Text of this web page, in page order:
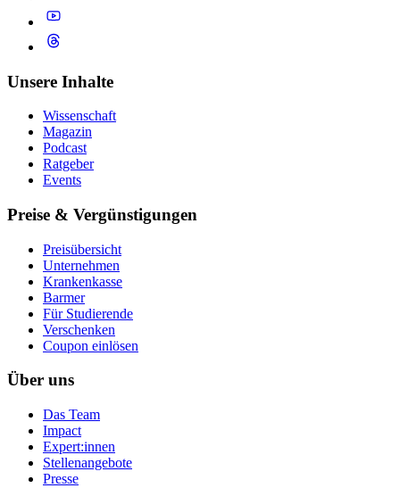
Unsere Inhalte
Wissenschaft
Magazin
Podcast
Ratgeber
Events
Preise & Vergünstigungen
Preisübersicht
Unternehmen
Krankenkasse
Barmer
Für Studierende
Ver­schen­ken
Coupon einlösen
Über uns
Das Team
Impact
Expert:innen
Stellenangebote
Presse